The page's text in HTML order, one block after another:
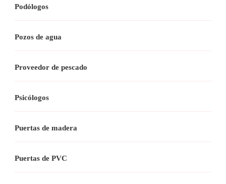
Podólogos
Pozos de agua
Proveedor de pescado
Psicólogos
Puertas de madera
Puertas de PVC